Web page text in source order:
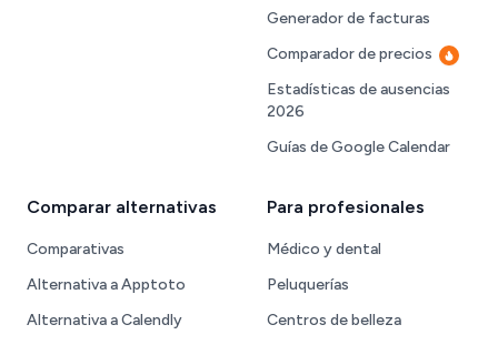
Generador de facturas
Comparador de precios
Nuevo
Estadísticas de ausencias
2026
Guías de Google Calendar
Comparar alternativas
Comparativas
Alternativa a Apptoto
Alternativa a Calendly
Para profesionales
Médico y dental
Peluquerías
Centros de belleza